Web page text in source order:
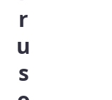
r
u
s